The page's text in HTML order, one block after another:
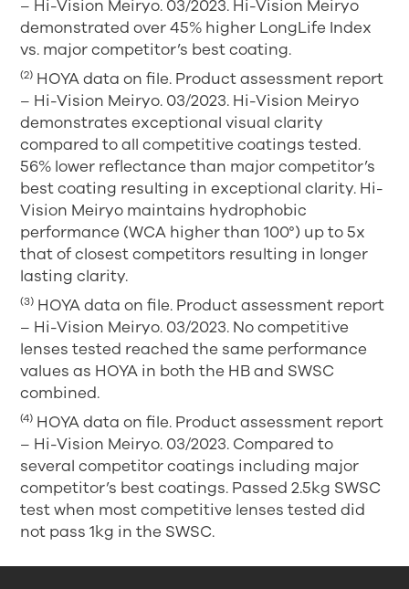
– Hi-Vision Meiryo. 03/2023. Hi-Vision Meiryo
demonstrated over 45% higher LongLife Index
vs. major competitor’s best coating.
(2) HOYA data on file. Product assessment report
– Hi-Vision Meiryo. 03/2023. Hi-Vision Meiryo
demonstrates exceptional visual clarity
compared to all competitive coatings tested.
56% lower reflectance than major competitor’s
best coating resulting in exceptional clarity. Hi-
Vision Meiryo maintains hydrophobic
performance (WCA higher than 100°) up to 5x
that of closest competitors resulting in longer
lasting clarity.
(3) HOYA data on file. Product assessment report
– Hi-Vision Meiryo. 03/2023. No competitive
lenses tested reached the same performance
values as HOYA in both the HB and SWSC
combined.
(4) HOYA data on file. Product assessment report
– Hi-Vision Meiryo. 03/2023. Compared to
several competitor coatings including major
competitor’s best coatings. Passed 2.5kg SWSC
test when most competitive lenses tested did
not pass 1kg in the SWSC.